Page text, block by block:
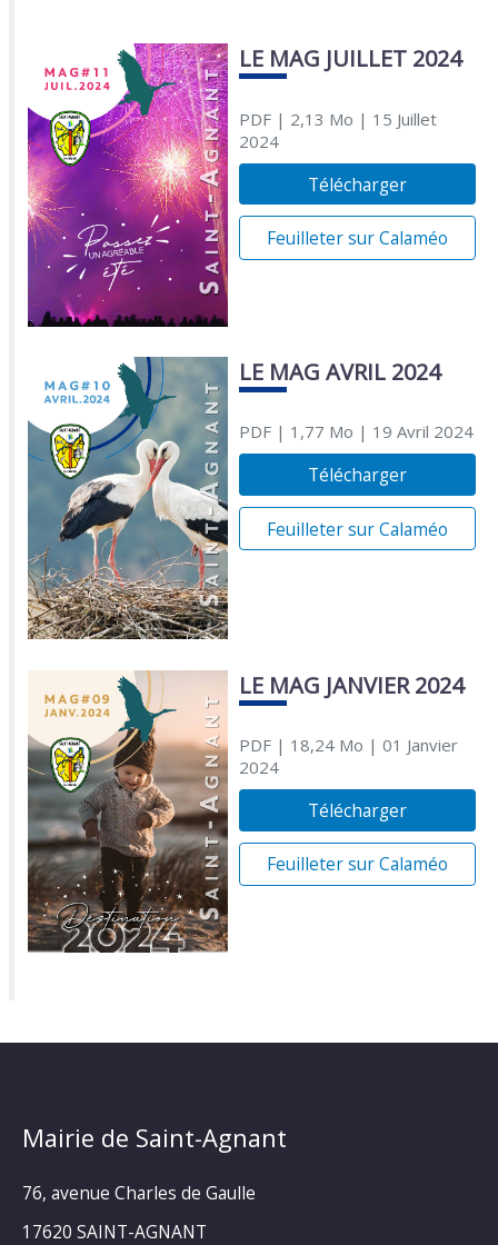
LE MAG JUILLET 2024
PDF| 2,13 Mo | 15 Juillet
2024
Télécharger
Feuilleter sur Calaméo
LE MAG AVRIL 2024
PDF| 1,77 Mo | 19 Avril 2024
Télécharger
Feuilleter sur Calaméo
LE MAG JANVIER 2024
PDF| 18,24 Mo | 01 Janvier
2024
Télécharger
Feuilleter sur Calaméo
Mairie de Saint-Agnant
76, avenue Charles de Gaulle
17620 SAINT-AGNANT